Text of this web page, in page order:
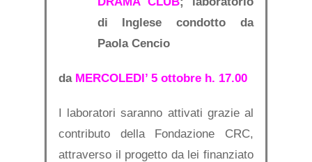
di Inglese condotto da
Paola Cencio
daMERCOLEDI’ 5 ottobre h. 17.00
I laboratori saranno attivati grazie al
contributo della Fondazione CRC,
attraverso il progetto da lei finanziato